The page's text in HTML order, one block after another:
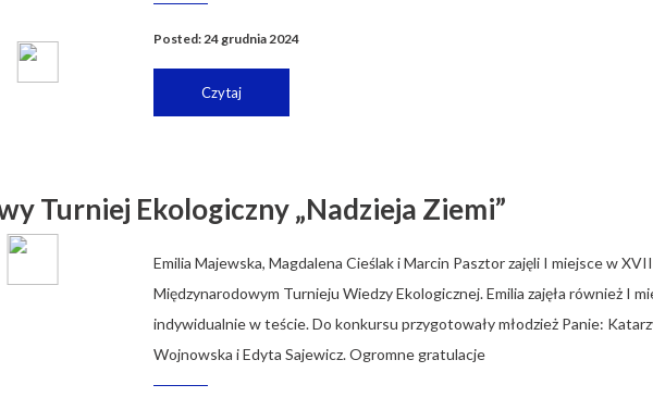
Posted: 24 grudnia 2024
Czytaj
Turniej Ekologiczny „Nadzieja Ziemi”
Emilia Majewska, Magdalena Cieślak i Marcin Pasztor zajęli I miejsce w
Międzynarodowym Turnieju Wiedzy Ekologicznej. Emilia zajęła również I
indywidualnie w teście. Do konkursu przygotowały młodzież Panie:
Wojnowska i Edyta Sajewicz. Ogromne gratulacje